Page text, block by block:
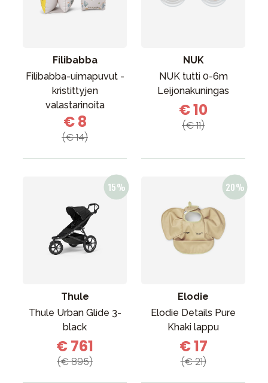
Filibabba
Filibabba-uimapuvut -
kristittyjen
valastarinoita
€ 8
(€ 14)
NUK
NUK tutti 0-6m
Leijonakuningas
€ 10
(€ 11)
Thule
Thule Urban Glide 3-
black
€ 761
(€ 895)
Elodie
Elodie Details Pure
Khaki lappu
€ 17
(€ 21)